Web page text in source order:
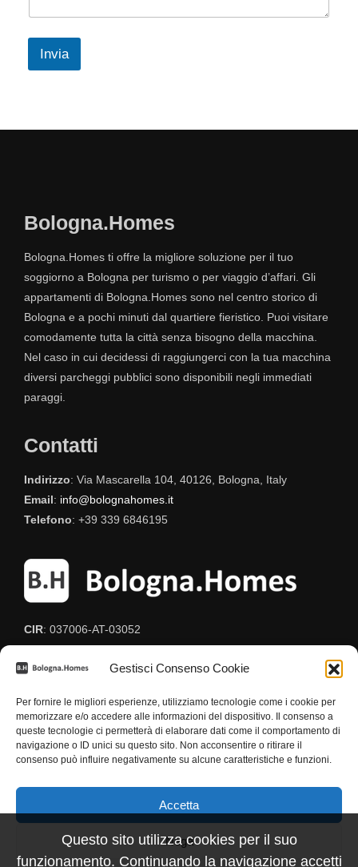
Gestisci Consenso Cookie
Per fornire le migliori esperienze, utilizziamo tecnologie come i cookie per
memorizzare e/o accedere alle informazioni del dispositivo. Il consenso a
queste tecnologie ci permetterà di elaborare dati come il comportamento di
navigazione o ID unici su questo sito. Non acconsentire o ritirare il
consenso può influire negativamente su alcune caratteristiche e funzioni.
Accetta
Nega
Invia
Bologna.Homes
Bologna.Homes ti offre la migliore soluzione per il tuo
soggiorno a Bologna per turismo o per viaggio d’affari. Gli
appartamenti di Bologna.Homes sono nel centro storico di
Bologna e a pochi minuti dal quartiere fieristico. Puoi visitare
comodamente tutta la città senza bisogno della macchina.
Nel caso in cui decidessi di raggiungerci con la tua macchina
diversi parcheggi pubblici sono disponibili negli immediati
paraggi.
Contatti
Indirizzo: Via Mascarella 104, 40126, Bologna, Italy
Email: info@bolognahomes.it
Telefono: +39 339 6846195
CIR: 037006-AT-03052
CIN: IT037006C2BF8HUEGG
Termini e Condizioni-Privacy-Cookies-DPO
Questo sito utilizza cookies per il suo
funzionamento. Continuando la navigazione accetti